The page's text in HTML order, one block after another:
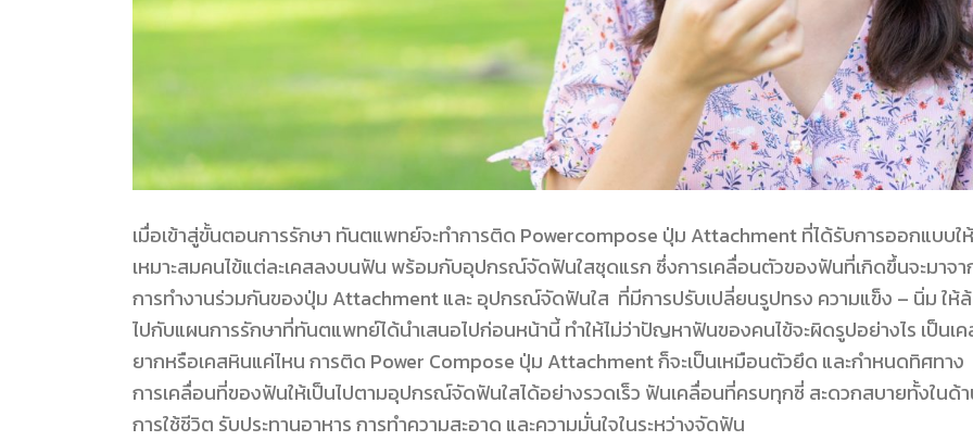
เมื่อเข้าสู่ขั้นตอนการรักษา ทันตแพทย์จะทำการติด Powercompose ปุ่ม Attachment ที่ได้รับการออกแบบให้
เหมาะสมคนไข้แต่ละเคสลงบนฟัน พร้อมกับอุปกรณ์จัดฟันใสชุดแรก ซึ่งการเคลื่อนตัวของฟันที่เกิดขึ้นจะมาจา
การทำงานร่วมกันของปุ่ม Attachment และ อุปกรณ์จัดฟันใส ที่มีการปรับเปลี่ยนรูปทรง ความแข็ง – นิ่ม ให้
ไปกับแผนการรักษาที่ทันตแพทย์ได้นำเสนอไปก่อนหน้านี้ ทำให้ไม่ว่าปัญหาฟันของคนไข้จะผิดรูปอย่างไร เป็นเ
ยากหรือเคสหินแค่ไหน การติด Power Compose ปุ่ม Attachment ก็จะเป็นเหมือนตัวยึด และกำหนดทิศทาง
การเคลื่อนที่ของฟันให้เป็นไปตามอุปกรณ์จัดฟันใสได้อย่างรวดเร็ว ฟันเคลื่อนที่ครบทุกซี่ สะดวกสบายทั้งในด้
การใช้ชีวิต รับประทานอาหาร การทำความสะอาด และความมั่นใจในระหว่างจัดฟัน